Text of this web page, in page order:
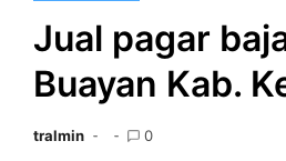
Jual pagar
Buayan Kab.
tralmin 0